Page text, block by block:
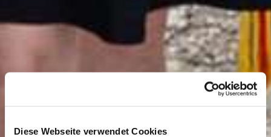
Diese Webseite verwendet Cookies